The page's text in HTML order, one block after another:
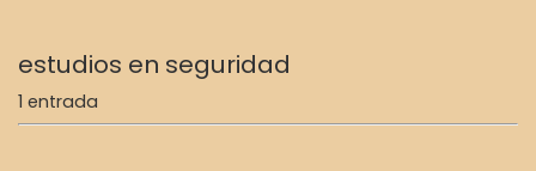
estudios en seguridad
1 entrada